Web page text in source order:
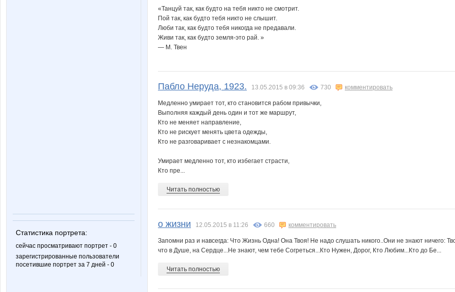
Статистика портрета:
сейчас просматривают портрет - 0
зарегистрированные пользователи
посетившие портрет за 7 дней - 0
«Танцуй так, как будто на тебя никто не смотрит.
Пой так, как будто тебя никто не слышит.
Люби так, как будто тебя никогда не предавали.
Живи так, как будто земля-это рай. »
— М. Твен
Пабло Неруда, 1923. 13.05.2015 в 09:36 730 комментировать
Медленно умирает тот, кто становится рабом привычки,
Выполняя каждый день один и тот же маршрут,
Кто не меняет направление,
Кто не рискует менять цвета одежды,
Кто не разговаривает с незнакомцами.
Умирает медленно тот, кто избегает страсти,
Кто пре...
Читать полностью
о жизни 12.05.2015 в 11:26 660 комментировать
Запомни раз и навсегда: Что Жизнь Одна! Она Твоя! Не надо слушать никого..Они не знают
что в Душе, на Сердце...Не знают, чем тебе Согреться...Кто Нужен, Дорог, Кто Любим...Кто до Бе...
Читать полностью